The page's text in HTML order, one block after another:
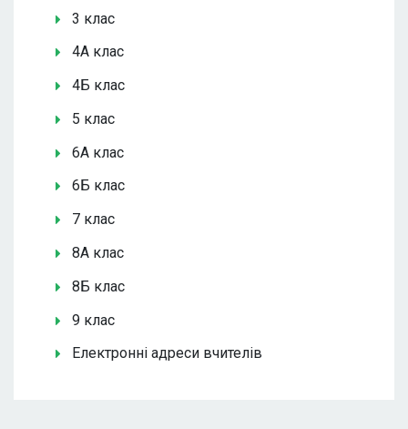
3 клас
4А клас
4Б клас
5 клас
6А клас
6Б клас
7 клас
8А клас
8Б клас
9 клас
Електронні адреси вчителів